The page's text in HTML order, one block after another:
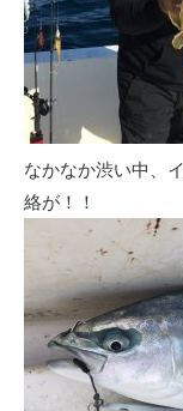
なかなか渋い中、
絡が！！